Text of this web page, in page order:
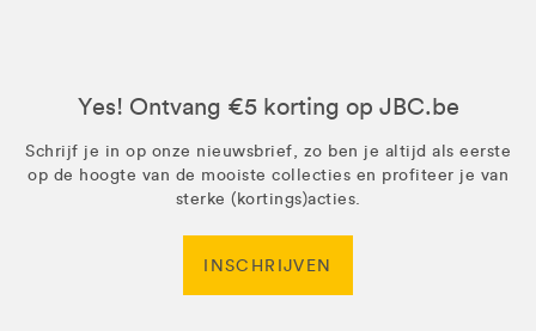
Yes! Ontvang €5 korting op JBC.be
Schrijf je in op onze nieuwsbrief, zo ben je altijd als eerste
op de hoogte van de mooiste collecties en profiteer je van
sterke (kortings)acties.
INSCHRIJVEN